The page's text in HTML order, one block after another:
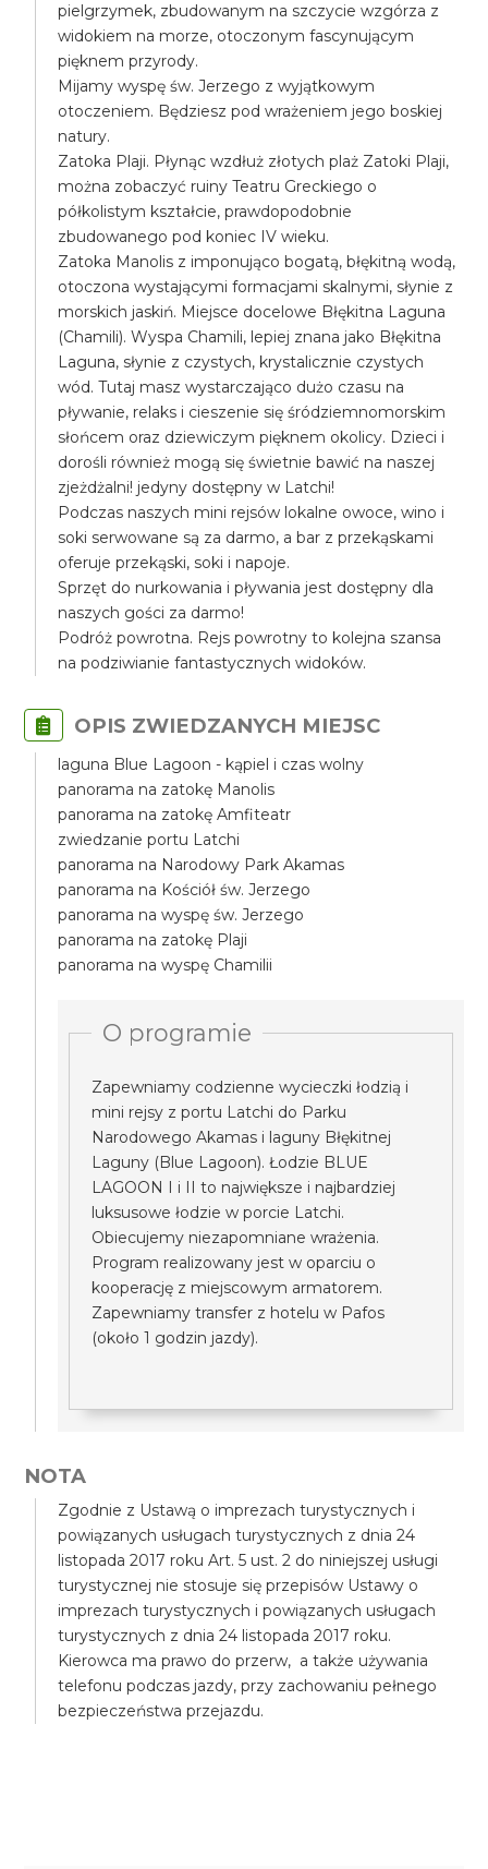
pielgrzymek, zbudowanym na szczycie wzgórza z
widokiem na morze, otoczonym fascynującym
pięknem przyrody.
Mijamy wyspę św. Jerzego z wyjątkowym
otoczeniem. Będziesz pod wrażeniem jego boskiej
natury.
Zatoka Plaji. Płynąc wzdłuż złotych plaż Zatoki Plaji,
można zobaczyć ruiny Teatru Greckiego o
półkolistym kształcie, prawdopodobnie
zbudowanego pod koniec IV wieku.
Zatoka Manolis z imponująco bogatą, błękitną wodą,
otoczona wystającymi formacjami skalnymi, słynie z
morskich jaskiń. Miejsce docelowe Błękitna Laguna
(Chamili). Wyspa Chamili, lepiej znana jako Błękitna
Laguna, słynie z czystych, krystalicznie czystych
wód. Tutaj masz wystarczająco dużo czasu na
pływanie, relaks i cieszenie się śródziemnomorskim
słońcem oraz dziewiczym pięknem okolicy. Dzieci i
dorośli również mogą się świetnie bawić na naszej
zjeżdżalni! jedyny dostępny w Latchi!
Podczas naszych mini rejsów lokalne owoce, wino i
soki serwowane są za darmo, a bar z przekąskami
oferuje przekąski, soki i napoje.
Sprzęt do nurkowania i pływania jest dostępny dla
naszych gości za darmo!
Podróż powrotna. Rejs powrotny to kolejna szansa
na podziwianie fantastycznych widoków.
OPIS ZWIEDZANYCH MIEJSC
laguna Blue Lagoon - kąpiel i czas wolny
panorama na zatokę Manolis
panorama na zatokę Amfiteatr
zwiedzanie portu Latchi
panorama na Narodowy Park Akamas
panorama na Kościół św. Jerzego
panorama na wyspę św. Jerzego
panorama na zatokę Plaji
panorama na wyspę Chamilii
O programie
Zapewniamy codzienne wycieczki łodzią i
mini rejsy z portu Latchi do Parku
Narodowego Akamas i laguny Błękitnej
Laguny (Blue Lagoon). Łodzie BLUE
LAGOON I i II to największe i najbardziej
luksusowe łodzie w porcie Latchi.
Obiecujemy niezapomniane wrażenia.
Program realizowany jest w oparciu o
kooperację z miejscowym armatorem.
Zapewniamy transfer z hotelu w Pafos
(około 1 godzin jazdy).
NOTA
Zgodnie z Ustawą o imprezach turystycznych i
powiązanych usługach turystycznych z dnia 24
listopada 2017 roku Art. 5 ust. 2 do niniejszej usługi
turystycznej nie stosuje się przepisów Ustawy o
imprezach turystycznych i powiązanych usługach
turystycznych z dnia 24 listopada 2017 roku.
Kierowca ma prawo do przerw, a także używania
telefonu podczas jazdy, przy zachowaniu pełnego
bezpieczeństwa przejazdu.